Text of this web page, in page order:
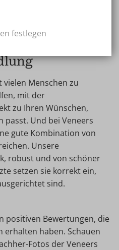
für Ihr neues Gebiss ist.
vielen Menschen zu
mit der
zu Ihren Wünschen,
passt. Und bei Veneers
gute Kombination von
Unsere
robust und von schöner
setzen sie korrekt ein,
sind.
positiven Bewertungen, die
haben. Schauen
Fotos der Veneers
festlegen